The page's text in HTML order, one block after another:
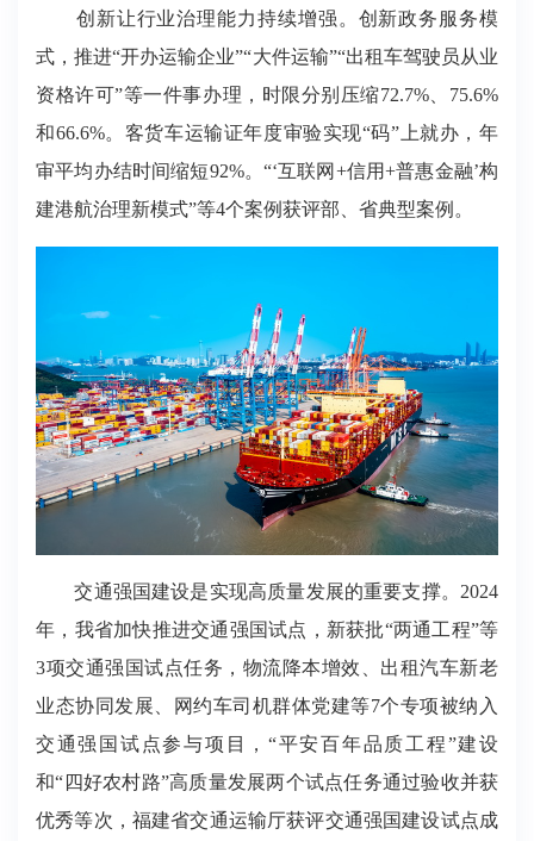
创新让行业治理能力持续增强。创新政务服务模
式，推进“开办运输企业”“大件运输”“出租车驾驶员从业
资格许可”等一件事办理，时限分别压缩72.7%、75.6%
和66.6%。客货车运输证年度审验实现“码”上就办，年
审平均办结时间缩短92%。“‘互联网+信用+普惠金融’构
建港航治理新模式”等4个案例获评部、省典型案例。
交通强国建设是实现高质量发展的重要支撑。2024
年，我省加快推进交通强国试点，新获批“两通工程”等
3项交通强国试点任务，物流降本增效、出租汽车新老
业态协同发展、网约车司机群体党建等7个专项被纳入
交通强国试点参与项目，“平安百年品质工程”建设
和“四好农村路”高质量发展两个试点任务通过验收并获
优秀等次，福建省交通运输厅获评交通强国建设试点成